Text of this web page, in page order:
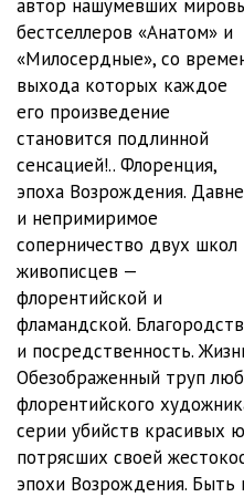
008 - Цвет в первозданном
автор нашумевших
бестселлеров «Анатом» и
«Милосердные», со
выхода которых каждое
его произведение
становится подлинной
сенсацией!.. Флоренция,
эпоха Возрождения.
и непримиримое
соперничество двух школ
живописцев —
флорентийской и
фламандской.
и посредственность.
Обезображенный труп
флорентийского
серии убийств красивых
потрясших своей
эпохи Возрождения.